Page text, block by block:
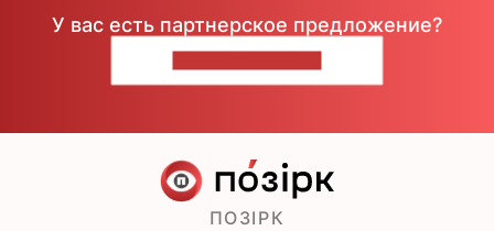
У вас есть партнерское предложение?
ПОЗІРК